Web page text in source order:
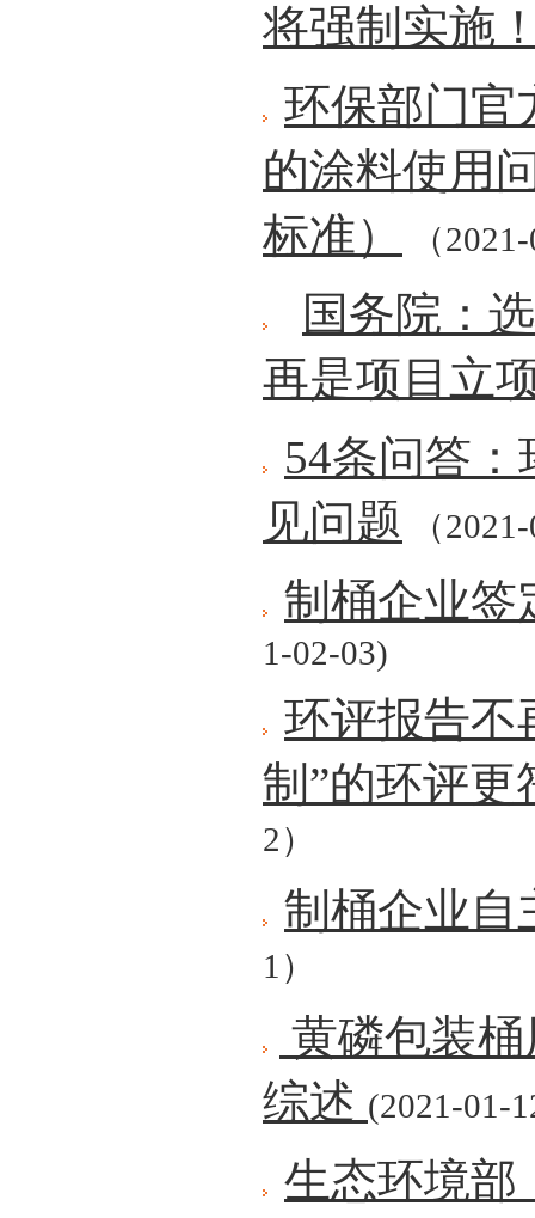
将强制实施
环保部门官
的涂料使用
标准）
（
国务院：
再是项目立
54条问答：
见问题 （
制桶企业签
1-02-03)
环评报告不
制”的环评更
2）
制桶企业自
1）
黄磷包装
综述 (2021-01-
生态环境部